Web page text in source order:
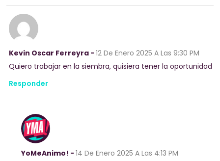
Kevin Oscar Ferreyra - 12 De Enero 2025 A Las 9:30 PM
Quiero trabajar en la siembra, quisiera tener la oportunidad
Responder
YoMeAnimo! - 14 De Enero 2025 A Las 4:13 PM